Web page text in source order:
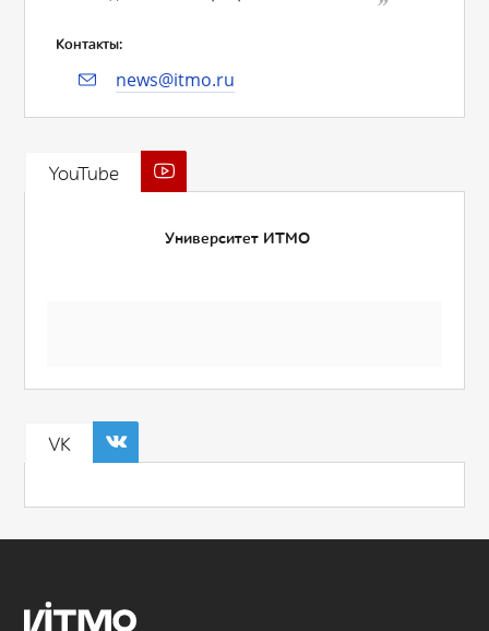
Контакты:
news@itmo.ru
YouTube
Университет ИТМО
VK